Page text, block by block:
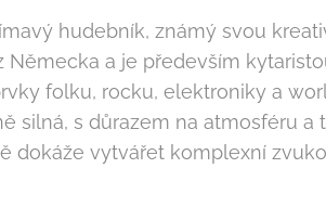
hudebník, známý svou
a je především
folku, rocku, elektroniky a
silná, s důrazem na atmosféru a
dokáže vytvářet komplexní